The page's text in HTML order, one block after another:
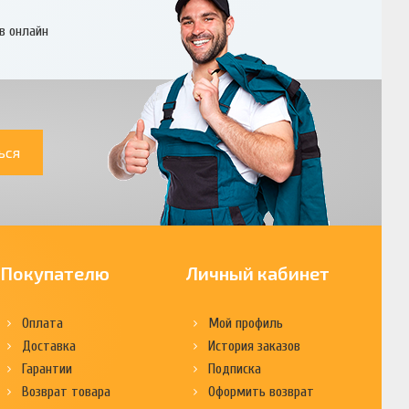
онлайн
Покупателю
Оплата
Доставка
Гарантии
Возврат товара
Личный кабинет
Мой профиль
История заказов
Подписка
Оформить возврат